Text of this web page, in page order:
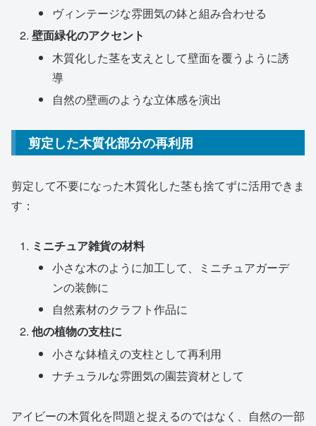
ヴィンテージな雰囲気の鉢と組み合わせる
壁面緑化のアクセント
木質化した茎を支えとして壁面を覆うように誘
導
自然の壁画のような立体感を演出
剪定した木質化部分の再利用
剪定して不要になった木質化した茎も捨てずに活用できま
す：
ミニチュア雑貨の材料
小さな木のように加工して、ミニチュアガーデ
ンの装飾に
自然素材のクラフト作品に
他の植物の支柱に
小さな鉢植えの支柱として再利用
ナチュラルな雰囲気の園芸資材として
アイビーの木質化を問題と捉えるのではなく、自然の一部